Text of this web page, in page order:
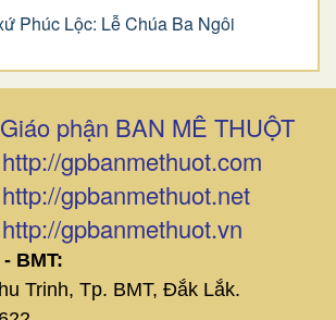
Phúc Lộc: Lễ Chúa Ba Ngôi
Giáo phận BAN MÊ THUỘT
http://gpbanmethuot.com
http://gpbanmethuot.net
http://gpbanmethuot.vn
BMT:
Trinh, Tp. BMT, Đắk Lắk.